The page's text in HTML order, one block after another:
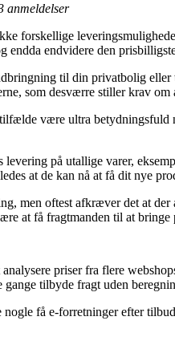
anmeldelser
forskellige
endvidere den
til din privatbolig
som desværre stiller krav
være ultra betydningsfuld
på utallige varer,
at de kan nå at få dit nye
men oftest afkræver det at
at få fragtmanden til at bringe
priser fra flere
tilbyde fragt uden
få e-forretninger efter